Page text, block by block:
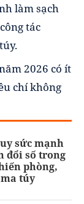
làm sạch
tác
2026 có ít
chí không
sức mạnh
đổi số trong
phòng,
túy